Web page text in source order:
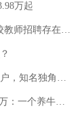
万起
启动问责程序 副校长被停职
期与美国交管局保持沟通，对方表示肯定”
农户的贷款买单丨红星调查